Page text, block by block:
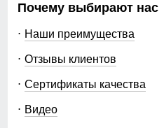
Почему выбирают нас
Наши преимущества
Отзывы клиентов
Сертификаты качества
Видео